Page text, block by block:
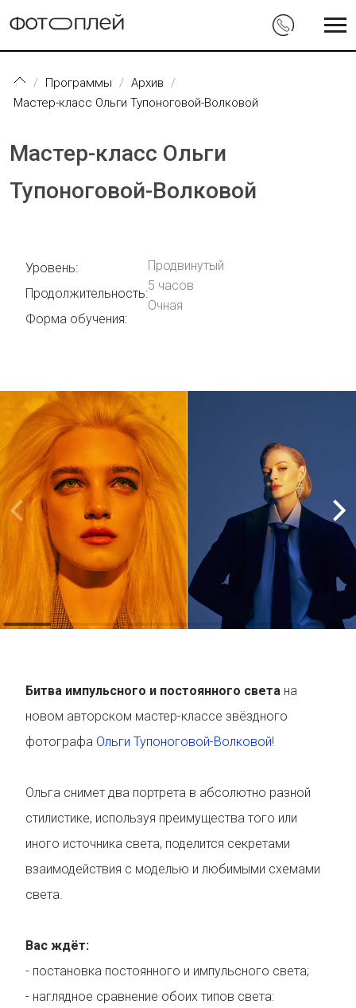
Программы
Архив
Мастер-класс Ольги Тупоноговой-Волковой
Мастер-класс Ольги
Тупоноговой-Волковой
Уровень:
Продолжительность:
Форма обучения:
Продвинутый
5 часов
Очная
Битва импульсного и постоянного света на
новом авторском мастер-классе звёздного
фотографа Ольги Тупоноговой-Волковой!
Ольга снимет два портрета в абсолютно разной
стилистике, используя преимущества того или
иного источника света, поделится секретами
взаимодействия с моделью и любимыми схемами
света.
Вас ждёт:
- постановка постоянного и импульсного света;
- наглядное сравнение обоих типов света: